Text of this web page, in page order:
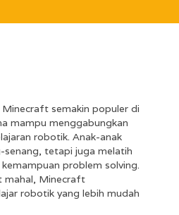
semakin populer di
mampu menggabungkan
robotik. Anak-anak
senang, tetapi juga melatih
problem solving.
mahal, Minecraft
robotik yang lebih mudah